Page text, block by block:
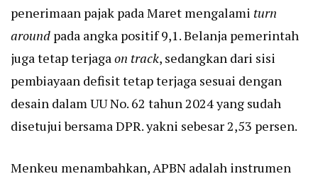
penerimaan pajak pada Maret mengalami turn
around pada angka positif 9,1. Belanja pemerintah
juga tetap terjagaon track, sedangkan dari sisi
pembiayaan defisit tetap terjaga sesuai dengan
desain dalam UU No. 62 tahun 2024 yang sudah
disetujui bersama DPR. yakni sebesar 2,53 persen.
Menkeu menambahkan, APBN adalah instrumen